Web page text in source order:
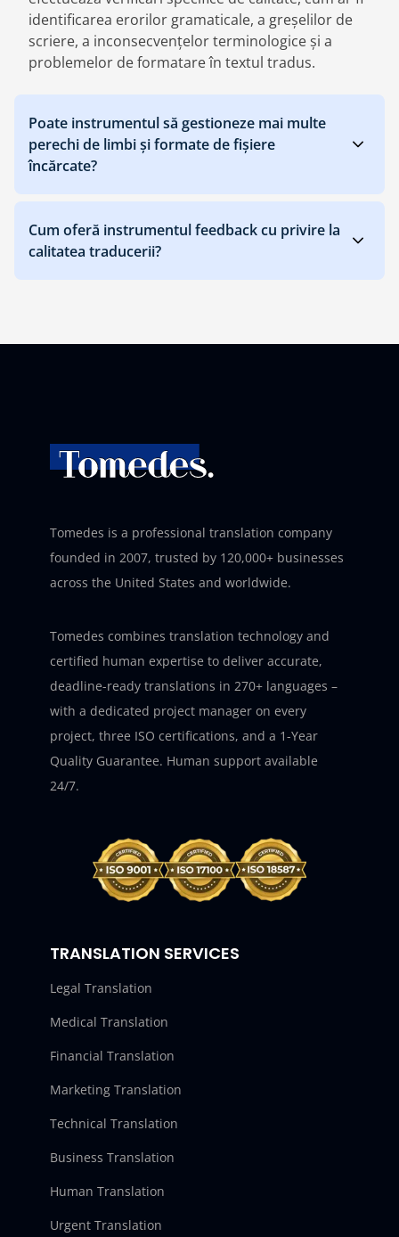
identificarea erorilor gramaticale, a greșelilor de
scriere, a inconsecvențelor terminologice și a
problemelor de formatare în textul tradus.
Poate instrumentul să gestioneze mai multe
perechi de limbi și formate de fișiere
încărcate?
Cum oferă instrumentul feedback cu privire la
calitatea traducerii?
Tomedes is a professional translation company
founded in 2007, trusted by 120,000+ businesses
across the United States and worldwide.
Tomedes combines translation technology and
certified human expertise to deliver accurate,
deadline-ready translations in 270+ languages –
with a dedicated project manager on every
project, three ISO certifications, and a 1-Year
Quality Guarantee. Human support available
24/7.
TRANSLATION SERVICES
Legal Translation
Medical Translation
Financial Translation
Marketing Translation
Technical Translation
Business Translation
Human Translation
Urgent Translation